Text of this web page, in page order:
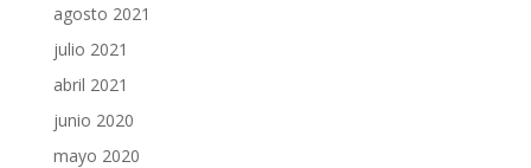
agosto 2021
julio 2021
abril 2021
junio 2020
mayo 2020